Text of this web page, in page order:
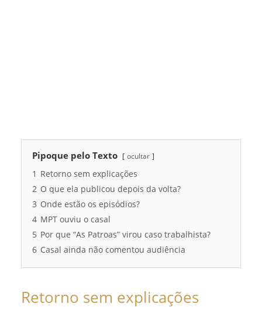
Pipoque pelo Texto ocultar
1 Retorno sem explicações
2 O que ela publicou depois da volta?
3 Onde estão os episódios?
4 MPT ouviu o casal
5 Por que “As Patroas” virou caso trabalhista?
6 Casal ainda não comentou audiência
Retorno sem explicações